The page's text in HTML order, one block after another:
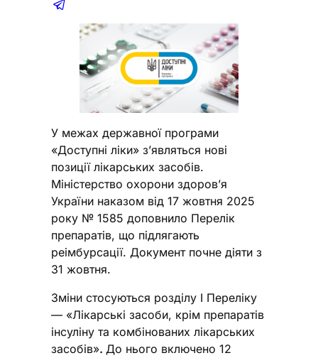
У межах державної програми
«Доступні ліки» з’являться нові
позиції лікарських засобів.
Міністерство охорони здоров’я
України наказом від 17 жовтня 2025
року № 1585 доповнило Перелік
препаратів, що підлягають
реімбурсації. Документ почне діяти з
31 жовтня.
Зміни стосуються розділу І Переліку
— «Лікарські засоби, крім препаратів
інсуліну та комбінованих лікарських
засобів». До нього включено 12